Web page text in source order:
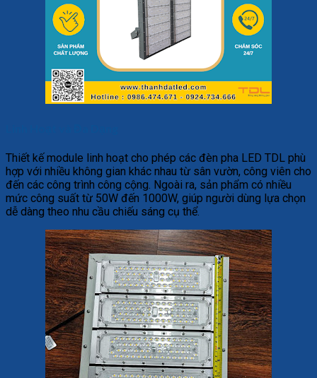
Thiết kế module linh hoạt cho phép các đèn pha LED TDL phù
hợp với nhiều không gian khác nhau từ sân vườn, công viên cho
đến các công trình công cộng. Ngoài ra, sản phẩm có nhiều
mức công suất từ 50W đến 1000W, giúp người dùng lựa chọn
dễ dàng theo nhu cầu chiếu sáng cụ thể.